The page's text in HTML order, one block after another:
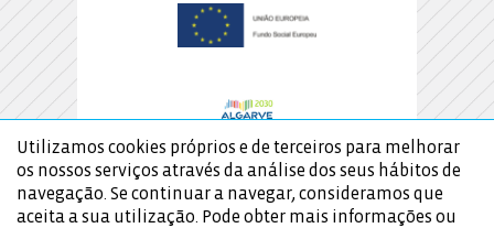
Utilizamos cookies próprios e de terceiros para melhorar
os nossos serviços através da análise dos seus hábitos de
navegação. Se continuar a navegar, consideramos que
aceita a sua utilização. Pode obter mais informações ou